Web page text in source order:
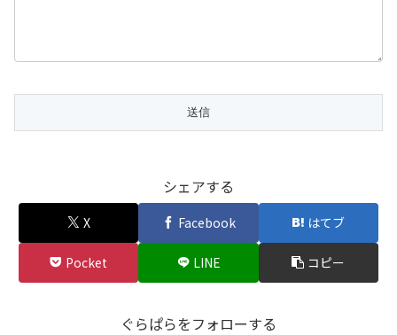
シェアする
X Facebook はてブ
Pocket LINE コピー
ぐらぱらをフォローする